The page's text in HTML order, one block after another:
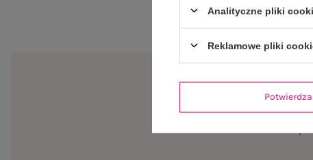
Analityczne pliki
Reklamowe pliki